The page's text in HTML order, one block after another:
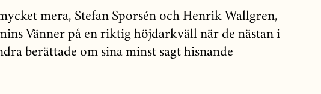
mera, Stefan Sporsén och Henrik Wallgren,
Vänner på en riktig höjdarkväll när de nästan i
berättade om sina minst sagt hisnande